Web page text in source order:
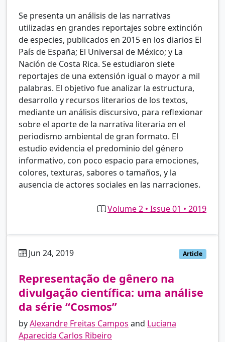
Se presenta un análisis de las narrativas
utilizadas en grandes reportajes sobre extinción
de especies, publicados en 2015 en los diarios El
País de España; El Universal de México; y La
Nación de Costa Rica. Se estudiaron siete
reportajes de una extensión igual o mayor a mil
palabras. El objetivo fue analizar la estructura,
desarrollo y recursos literarios de los textos,
mediante un análisis discursivo, para reflexionar
sobre el aporte de la narrativa literaria en el
periodismo ambiental de gran formato. El
estudio evidencia el predominio del género
informativo, con poco espacio para emociones,
colores, texturas, sabores o tamaños, y la
ausencia de actores sociales en las narraciones.
Volume 2 • Issue 01 • 2019
Jun 24, 2019 Article
Representação de gênero na
divulgação científica: uma análise
da série “Cosmos”
byAlexandre Freitas Campos and Luciana
Aparecida Carlos Ribeiro